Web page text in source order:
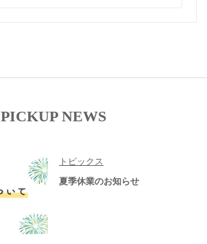
PICKUP NEWS
トピックス
夏季休業のお知らせ